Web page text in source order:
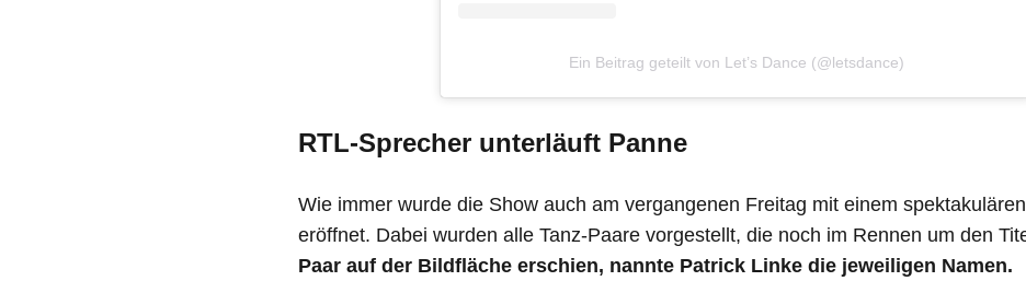
Ein Beitrag geteilt von Let’s Dance (@letsdance)
RTL-Sprecher unterläuft Panne
Wie immer wurde die Show auch am vergangenen Freitag mit einem
eröffnet. Dabei wurden alle Tanz-Paare vorgestellt, die noch im Rennen um den
Paar auf der Bildfläche erschien, nannte Patrick Linke die jeweiligen Namen.